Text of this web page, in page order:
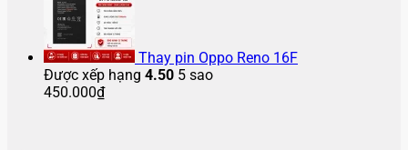
Thay pin Oppo Reno 16F
Được xếp hạng 4.50 5 sao
450.000₫